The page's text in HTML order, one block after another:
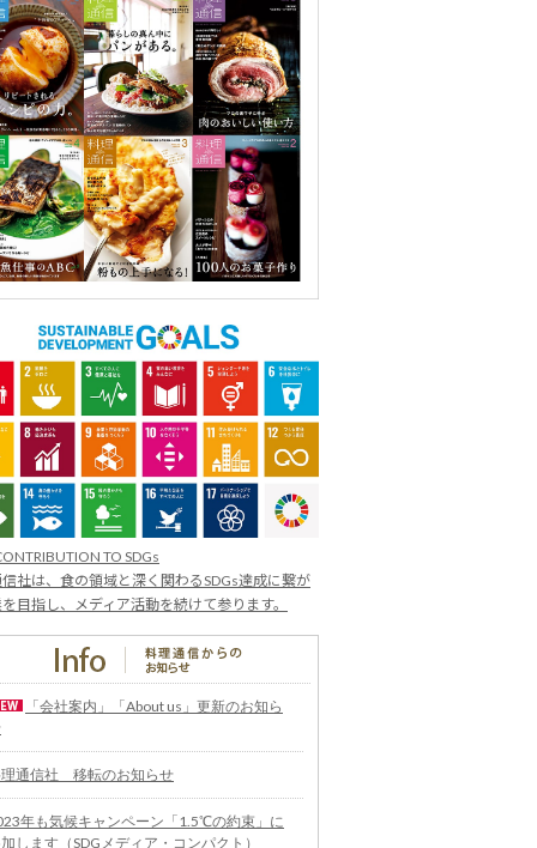
TO SDGs
社は、食の領域と深く関わるSDGs達成に繋が
目指し、メディア活動を続けて参ります。
「会社案内」「About us」更新のお知ら
通信社 移転のお知らせ
年も気候キャンペーン「1.5℃の約束」に
します（SDGメディア・コンパクト）